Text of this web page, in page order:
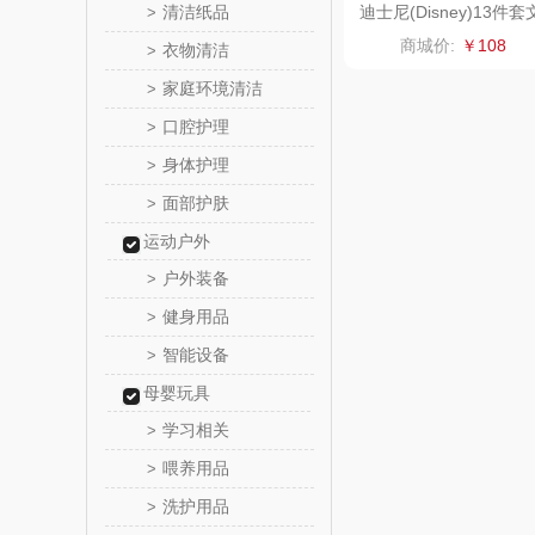
> 清洁纸品
> 衣物清洁
> 家庭环境清洁
> 口腔护理
> 身体护理
> 面部护肤
运动户外
> 户外装备
> 健身用品
> 智能设备
母婴玩具
> 学习相关
> 喂养用品
> 洗护用品
傲胜
迪士尼(Disney)13件套
具套装DM0934
商城价: ￥108